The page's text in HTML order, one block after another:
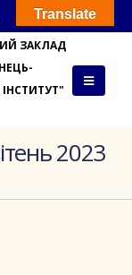
ЗАКЛАД
2023
Translate